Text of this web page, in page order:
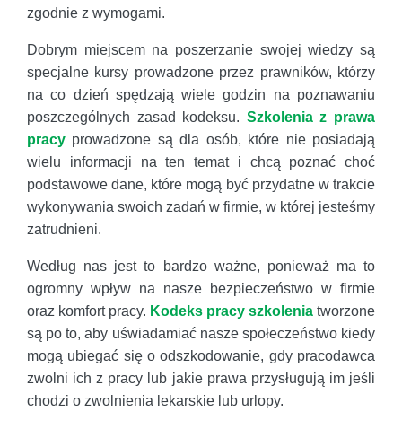
zgodnie z wymogami.
Dobrym miejscem na poszerzanie swojej wiedzy są
specjalne kursy prowadzone przez prawników, którzy
na co dzień spędzają wiele godzin na poznawaniu
poszczególnych zasad kodeksu. Szkolenia z prawa
pracy prowadzone są dla osób, które nie posiadają
wielu informacji na ten temat i chcą poznać choć
podstawowe dane, które mogą być przydatne w trakcie
wykonywania swoich zadań w firmie, w której jesteśmy
zatrudnieni.
Według nas jest to bardzo ważne, ponieważ ma to
ogromny wpływ na nasze bezpieczeństwo w firmie
oraz komfort pracy. Kodeks pracy szkolenia tworzone
są po to, aby uświadamiać nasze społeczeństwo kiedy
mogą ubiegać się o odszkodowanie, gdy pracodawca
zwolni ich z pracy lub jakie prawa przysługują im jeśli
chodzi o zwolnienia lekarskie lub urlopy.